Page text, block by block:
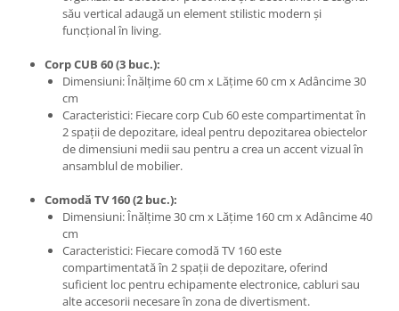
său vertical adaugă un element stilistic modern și
funcțional în living.
Corp CUB 60 (3 buc.):
Dimensiuni: Înălțime 60 cm x Lățime 60 cm x Adâncime 30
cm
Caracteristici: Fiecare corp Cub 60 este compartimentat în
2 spații de depozitare, ideal pentru depozitarea obiectelor
de dimensiuni medii sau pentru a crea un accent vizual în
ansamblul de mobilier.
Comodă TV 160 (2 buc.):
Dimensiuni: Înălțime 30 cm x Lățime 160 cm x Adâncime 40
cm
Caracteristici: Fiecare comodă TV 160 este
compartimentată în 2 spații de depozitare, oferind
suficient loc pentru echipamente electronice, cabluri sau
alte accesorii necesare în zona de divertisment.